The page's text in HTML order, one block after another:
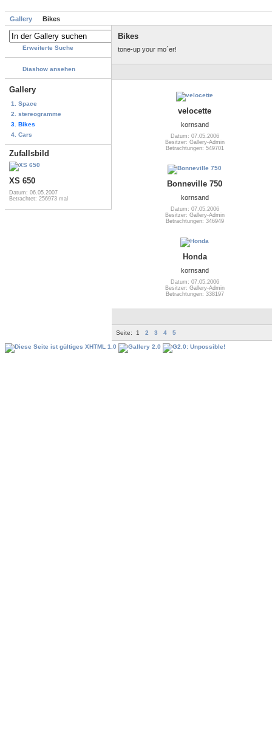
Gallery Bikes
Erweiterte Suche
Diashow ansehen
Gallery
1. Space
2. stereogramme
3. Bikes
4. Cars
Zufallsbild
XS 650
Datum: 06.05.2007
Betrachtet: 256973 mal
Bikes
tone-up your mo´er!
velocette
kornsand
Datum: 07.05.2006
Besitzer: Gallery-Admin
Betrachtungen: 549701
Bonneville 750
kornsand
Datum: 07.05.2006
Besitzer: Gallery-Admin
Betrachtungen: 346949
Honda
kornsand
Datum: 07.05.2006
Besitzer: Gallery-Admin
Betrachtungen: 338197
Seite: 1 2 3 4 5